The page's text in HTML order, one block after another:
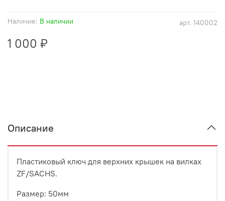
арт. 140002
Наличие: В наличии
1 000 ₽
Описание
Пластиковый ключ для верхних крышек на вилках
ZF/SACHS.
Размер: 50мм